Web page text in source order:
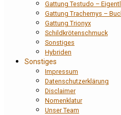
Gattung Testudo –
Gattung Trachemys –
Gattung Trionyx
Schildkrötenschmuck
Sonstiges
Hybriden
Sonstiges
Impressum
Datenschutzerklärung
Disclaimer
Nomenklatur
Unser Team